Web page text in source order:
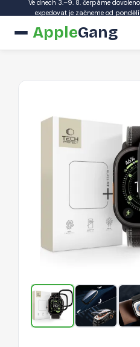
Ve dnech 3.–9. 8. čerpáme
expedovat je začneme od
AppleGang